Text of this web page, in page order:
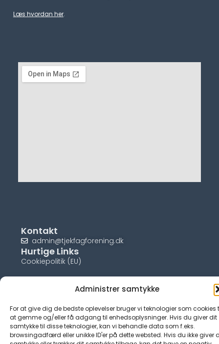
Administrer samtykke
For at give dig de bedste oplevelser bruger vi teknologier som cookies
at gemme og/eller få adgang til enhedsoplysninger. Hvis du giver dit
samtykke til disse teknologier, kan vi behandle data som f.eks.
browsingadfærd eller unikke ID'er på dette websted. Hvis du ikke giver
Læs hvordan her.
Kontakt
admin@tjekfagforening.dk
Hurtige Links
Cookiepolitik (EU)
© tjek-fagforening.dk